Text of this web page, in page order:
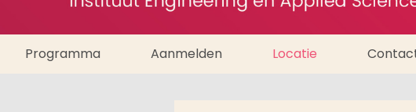
Programma Aanmelden Locatie